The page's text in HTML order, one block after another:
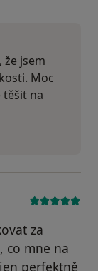
že jsem
Moc
těšit na
za
co mne na
perfektně